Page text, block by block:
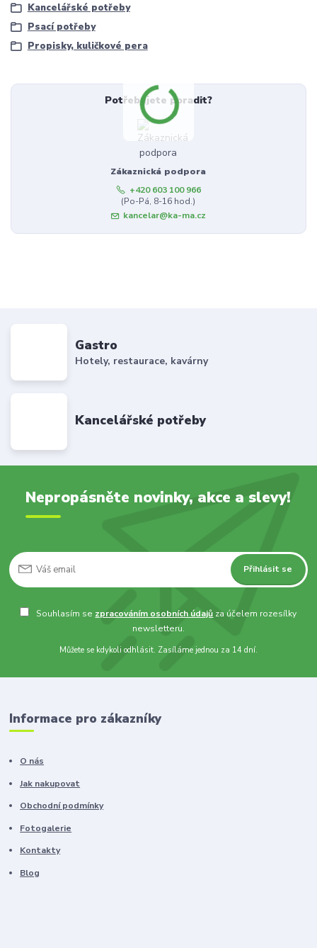
Kancelářské potřeby
Psací potřeby
Propisky, kuličkové pera
Potřebujete poradit?
Zákaznická podpora
+420 603 100 966
(Po-Pá, 8-16 hod.)
kancelar@ka-ma.cz
Gastro
Hotely, restaurace, kavárny
Kancelářské potřeby
Nepropásněte novinky, akce a slevy!
Přihlásit se
Souhlasím se zpracováním osobních údajů za účelem rozesílky
newsletteru.
Můžete se kdykoli odhlásit. Zasíláme jednou za 14 dní.
Informace pro zákazníky
O nás
Jak nakupovat
Obchodní podmínky
Fotogalerie
Kontakty
Blog